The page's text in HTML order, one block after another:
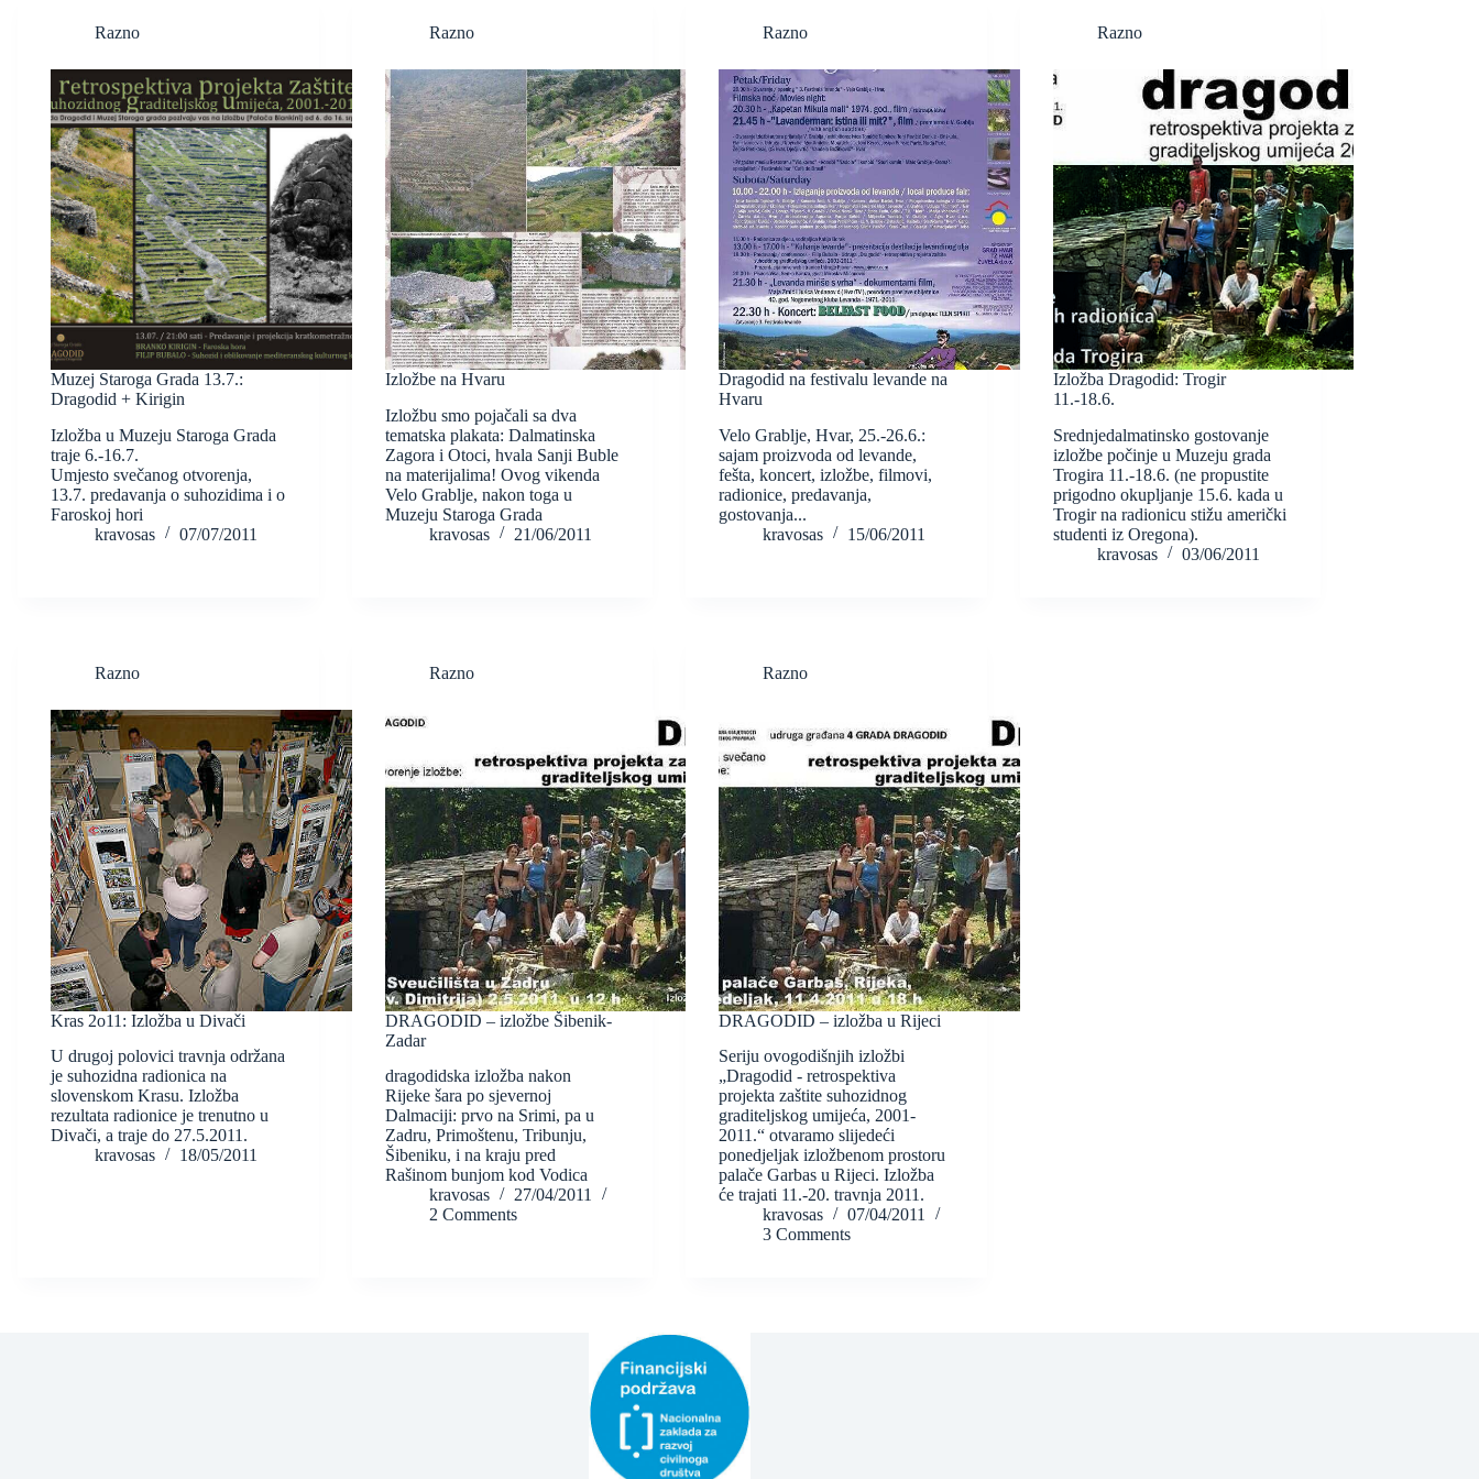
Razno
Muzej Staroga Grada 13.7.:
Dragodid + Kirigin
Izložba u Muzeju Staroga Grada
traje 6.-16.7.
Umjesto svečanog otvorenja,
13.7. predavanja o suhozidima i o
Faroskoj hori
kravosas
07/07/2011
Razno
Izložbe na Hvaru
Izložbu smo pojačali sa dva
tematska plakata: Dalmatinska
Zagora i Otoci, hvala Sanji Buble
na materijalima! Ovog vikenda
Velo Grablje, nakon toga u
Muzeju Staroga Grada
kravosas
21/06/2011
Razno
Dragodid na festivalu levande na
Hvaru
Velo Grablje, Hvar, 25.-26.6.:
sajam proizvoda od levande,
fešta, koncert, izložbe, filmovi,
radionice, predavanja,
gostovanja...
kravosas
15/06/2011
Razno
Izložba Dragodid: Trogir
11.-18.6.
Srednjedalmatinsko gostovanje
izložbe počinje u Muzeju grada
Trogira 11.-18.6. (ne propustite
prigodno okupljanje 15.6. kada u
Trogir na radionicu stižu američki
studenti iz Oregona).
kravosas
03/06/2011
Razno
Kras 2o11: Izložba u Divači
U drugoj polovici travnja održana
je suhozidna radionica na
slovenskom Krasu. Izložba
rezultata radionice je trenutno u
Divači, a traje do 27.5.2011.
kravosas
18/05/2011
Razno
DRAGODID – izložbe Šibenik-
Zadar
dragodidska izložba nakon
Rijeke šara po sjevernoj
Dalmaciji: prvo na Srimi, pa u
Zadru, Primoštenu, Tribunju,
Šibeniku, i na kraju pred
Rašinom bunjom kod Vodica
kravosas
27/04/2011
2 Comments
Razno
DRAGODID – izložba u Rijeci
Seriju ovogodišnjih izložbi
„Dragodid - retrospektiva
projekta zaštite suhozidnog
graditeljskog umijeća, 2001-
2011.“ otvaramo slijedeći
ponedjeljak izložbenom prostoru
palače Garbas u Rijeci. Izložba
će trajati 11.-20. travnja 2011.
kravosas
07/04/2011
3 Comments